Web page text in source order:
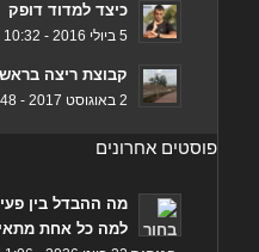
כיצד למדוד דופק
5 ביולי 2016 - 10:32 PM
קבוצת ריצה בראש
2 באוגוסט 2017 - 12:48 PM
פוסטים אחרונים
מה ההבדל בין
למה כל אחת